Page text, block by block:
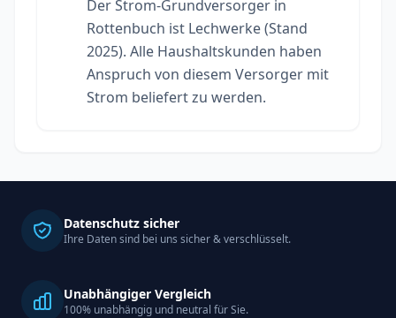
Der Strom-Grundversorger in
Rottenbuch ist Lechwerke (Stand
2025). Alle Haushaltskunden haben
Anspruch von diesem Versorger mit
Strom beliefert zu werden.
Datenschutz sicher
Ihre Daten sind bei uns sicher & verschlüsselt.
Unabhängiger Vergleich
100% unabhängig und neutral für Sie.